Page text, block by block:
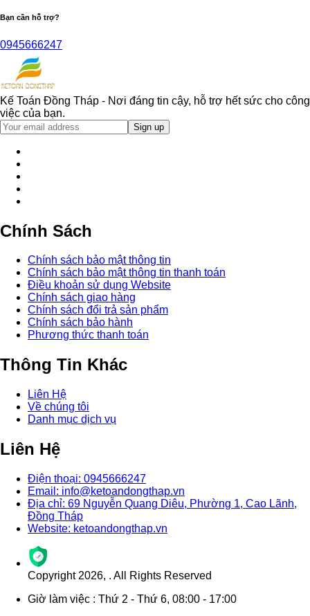
Bạn cần hỗ trợ?
0945666247
Kế Toán Đồng Tháp - Nơi đáng tin cậy, hỗ trợ hết sức cho công
việc của bạn.
Chính Sách
Chính sách bảo mật thông tin
Chính sách bảo mật thông tin thanh toán
Điều khoản sử dụng Website
Chính sách giao hàng
Chính sách đổi trả sản phẩm
Chính sách bảo hành
Phương thức thanh toán
Thông Tin Khác
Liên Hệ
Về chúng tôi
Danh mục dịch vụ
Liên Hệ
Điện thoại: 0945666247
Email: info@ketoandongthap.vn
Địa chỉ: 69 Nguyễn Quang Diêu, Phường 1, Cao Lãnh,
Đồng Tháp
Website: ketoandongthap.vn
Copyright 2026, . All Rights Reserved
Giờ làm việc : Thứ 2 - Thứ 6, 08:00 - 17:00